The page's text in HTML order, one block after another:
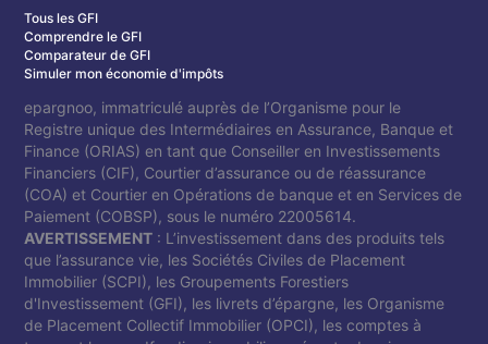
Tous les GFI
Comprendre le GFI
Comparateur de GFI
Simuler mon économie d'impôts
epargnoo, immatriculé auprès de l’Organisme pour le
Registre unique des Intermédiaires en Assurance, Banque et
Finance (ORIAS) en tant que Conseiller en Investissements
Financiers (CIF), Courtier d’assurance ou de réassurance
(COA) et Courtier en Opérations de banque et en Services de
Paiement (COBSP), sous le numéro 22005614.
AVERTISSEMENT : L’investissement dans des produits tels
que l’assurance vie, les Sociétés Civiles de Placement
Immobilier (SCPI), les Groupements Forestiers
d'Investissement (GFI), les livrets d’épargne, les Organisme
de Placement Collectif Immobilier (OPCI), les comptes à